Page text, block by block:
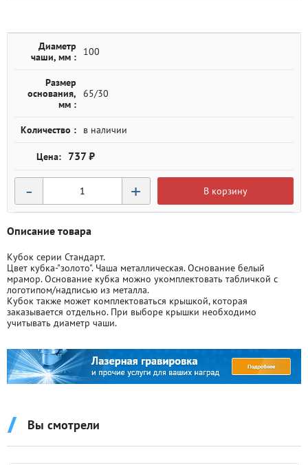
Диаметр
чаши, мм :
100
Размер
основания,
мм :
65/30
Количество : в наличии
737 ₽
- + В корзину
Описание товара
Кубок серии Стандарт.
Цвет кубка-"золото". Чаша металлическая. Основание белый
мрамор. Основание кубка можно укомплектовать табличкой с
логотипом/надписью из металла.
Кубок также может комплектоваться крышкой, которая
заказывается отдельно. При выборе крышки необходимо
учитывать диаметр чаши.
Вы смотрели